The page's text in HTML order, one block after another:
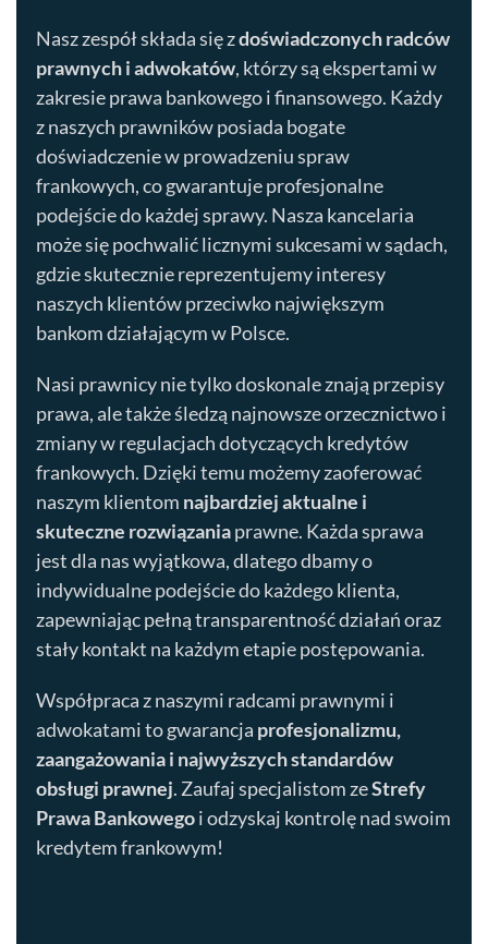
Nasz zespół składa się zdoświadczonych radców
prawnych i adwokatów, którzy są ekspertami w
zakresie prawa bankowego i finansowego. Każdy
z naszych prawników posiada bogate
doświadczenie w prowadzeniu spraw
frankowych, co gwarantuje profesjonalne
podejście do każdej sprawy. Nasza kancelaria
może się pochwalić licznymi sukcesami w sądach,
gdzie skutecznie reprezentujemy interesy
naszych klientów przeciwko największym
bankom działającym w Polsce.
Nasi prawnicy nie tylko doskonale znają przepisy
prawa, ale także śledzą najnowsze orzecznictwo i
zmiany w regulacjach dotyczących kredytów
frankowych. Dzięki temu możemy zaoferować
naszym klientom najbardziej aktualne i
skuteczne rozwiązaniaprawne. Każda sprawa
jest dla nas wyjątkowa, dlatego dbamy o
indywidualne podejście do każdego klienta,
zapewniając pełną transparentność działań oraz
stały kontakt na każdym etapie postępowania.
Współpraca z naszymi radcami prawnymi i
adwokatami to gwarancja profesjonalizmu,
zaangażowania i najwyższych standardów
obsługi prawnej. Zaufaj specjalistom zeStrefy
Prawa Bankowegoi odzyskaj kontrolę nad swoim
kredytem frankowym!